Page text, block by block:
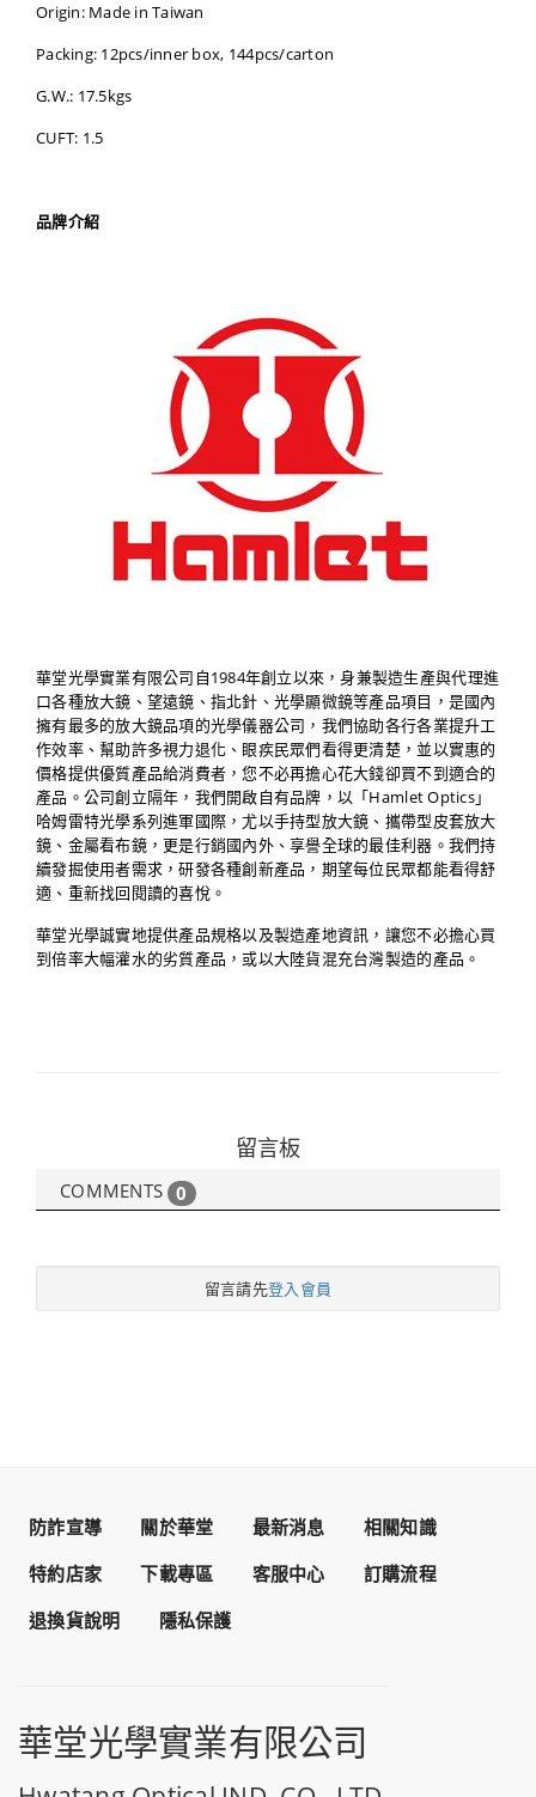
Origin: Made in Taiwan
Packing: 12pcs/inner box, 144pcs/carton
G.W.: 17.5kgs
CUFT: 1.5
品牌介紹
華堂光學實業有限公司自1984年創立以來，身兼製造生產與代理進
口各種放大鏡、望遠鏡、指北針、光學顯微鏡等產品項目，是國內
擁有最多的放大鏡品項的光學儀器公司，我們協助各行各業提升工
作效率、幫助許多視力退化、眼疾民眾們看得更清楚，並以實惠的
價格提供優質產品給消費者，您不必再擔心花大錢卻買不到適合的
產品。公司創立隔年，我們開啟自有品牌，以「Hamlet Optics」
哈姆雷特光學系列進軍國際，尤以手持型放大鏡、攜帶型皮套放大
鏡、金屬看布鏡，更是行銷國內外、享譽全球的最佳利器。我們持
續發掘使用者需求，研發各種創新產品，期望每位民眾都能看得舒
適、重新找回閱讀的喜悅。
華堂光學誠實地提供產品規格以及製造產地資訊，讓您不必擔心買
到倍率大幅灌水的劣質產品，或以大陸貨混充台灣製造的產品。
留言板
COMMENTS 0
留言請先登入會員
防詐宣導 關於華堂 最新消息
相關知識
特約店家
下載專區 客服中心
訂購流程
退換貨說明
隱私保護
華堂光學實業有限公司